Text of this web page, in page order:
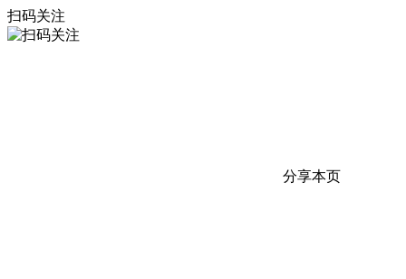
扫码关注
分享本页